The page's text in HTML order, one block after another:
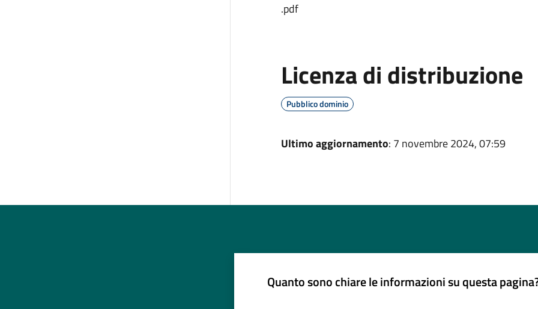
.pdf
Licenza di distribuzione
Pubblico dominio
Ultimo aggiornamento: 7 novembre 2024, 07:59
Quanto sono chiare le informazioni su questa